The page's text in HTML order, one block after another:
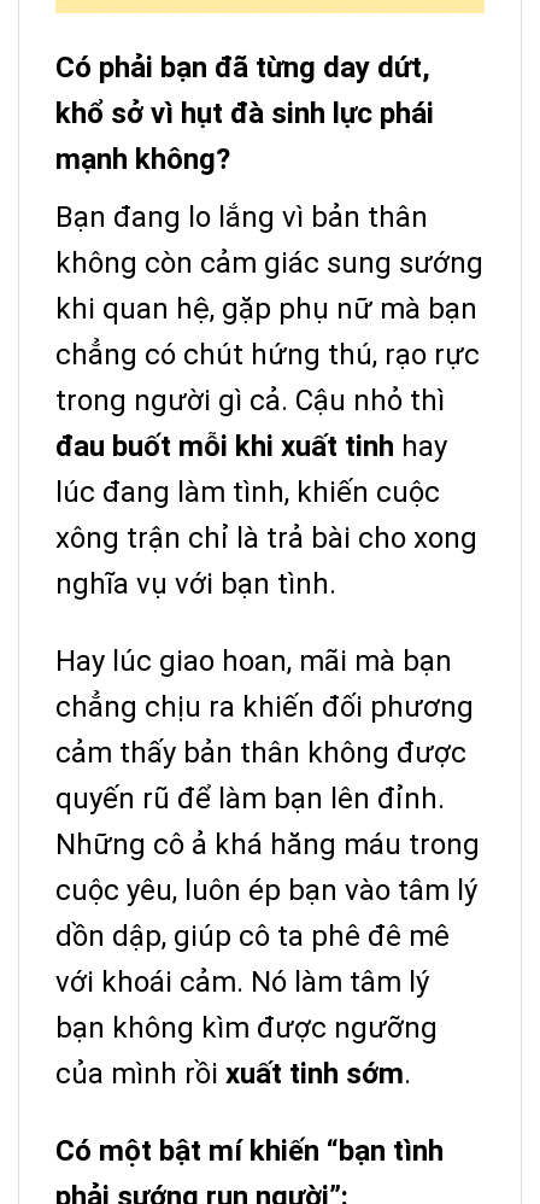
Có phải bạn đã từng day dứt,
khổ sở vì hụt đà sinh lực phái
mạnh không?
Bạn đang lo lắng vì bản thân
không còn cảm giác sung sướng
khi quan hệ, gặp phụ nữ mà bạn
chẳng có chút hứng thú, rạo rực
trong người gì cả. Cậu nhỏ thì
đau buốt mỗi khi xuất tinh hay
lúc đang làm tình, khiến cuộc
xông trận chỉ là trả bài cho xong
nghĩa vụ với bạn tình.
Hay lúc giao hoan, mãi mà bạn
chẳng chịu ra khiến đối phương
cảm thấy bản thân không được
quyến rũ để làm bạn lên đỉnh.
Những cô ả khá hăng máu trong
cuộc yêu, luôn ép bạn vào tâm lý
dồn dập, giúp cô ta phê đê mê
với khoái cảm. Nó làm tâm lý
bạn không kìm được ngưỡng
của mình rồi xuất tinh sớm.
Có một bật mí khiến “bạn tình